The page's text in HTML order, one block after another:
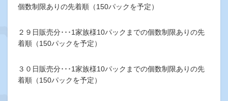
個数制限ありの先着順（150パックを予定）
２９日販売分･･･1家族様10パックまでの個数制限ありの先
着順（150パックを予定）
３０日販売分･･･1家族様10パックまでの個数制限ありの先
着順（150パックを予定）